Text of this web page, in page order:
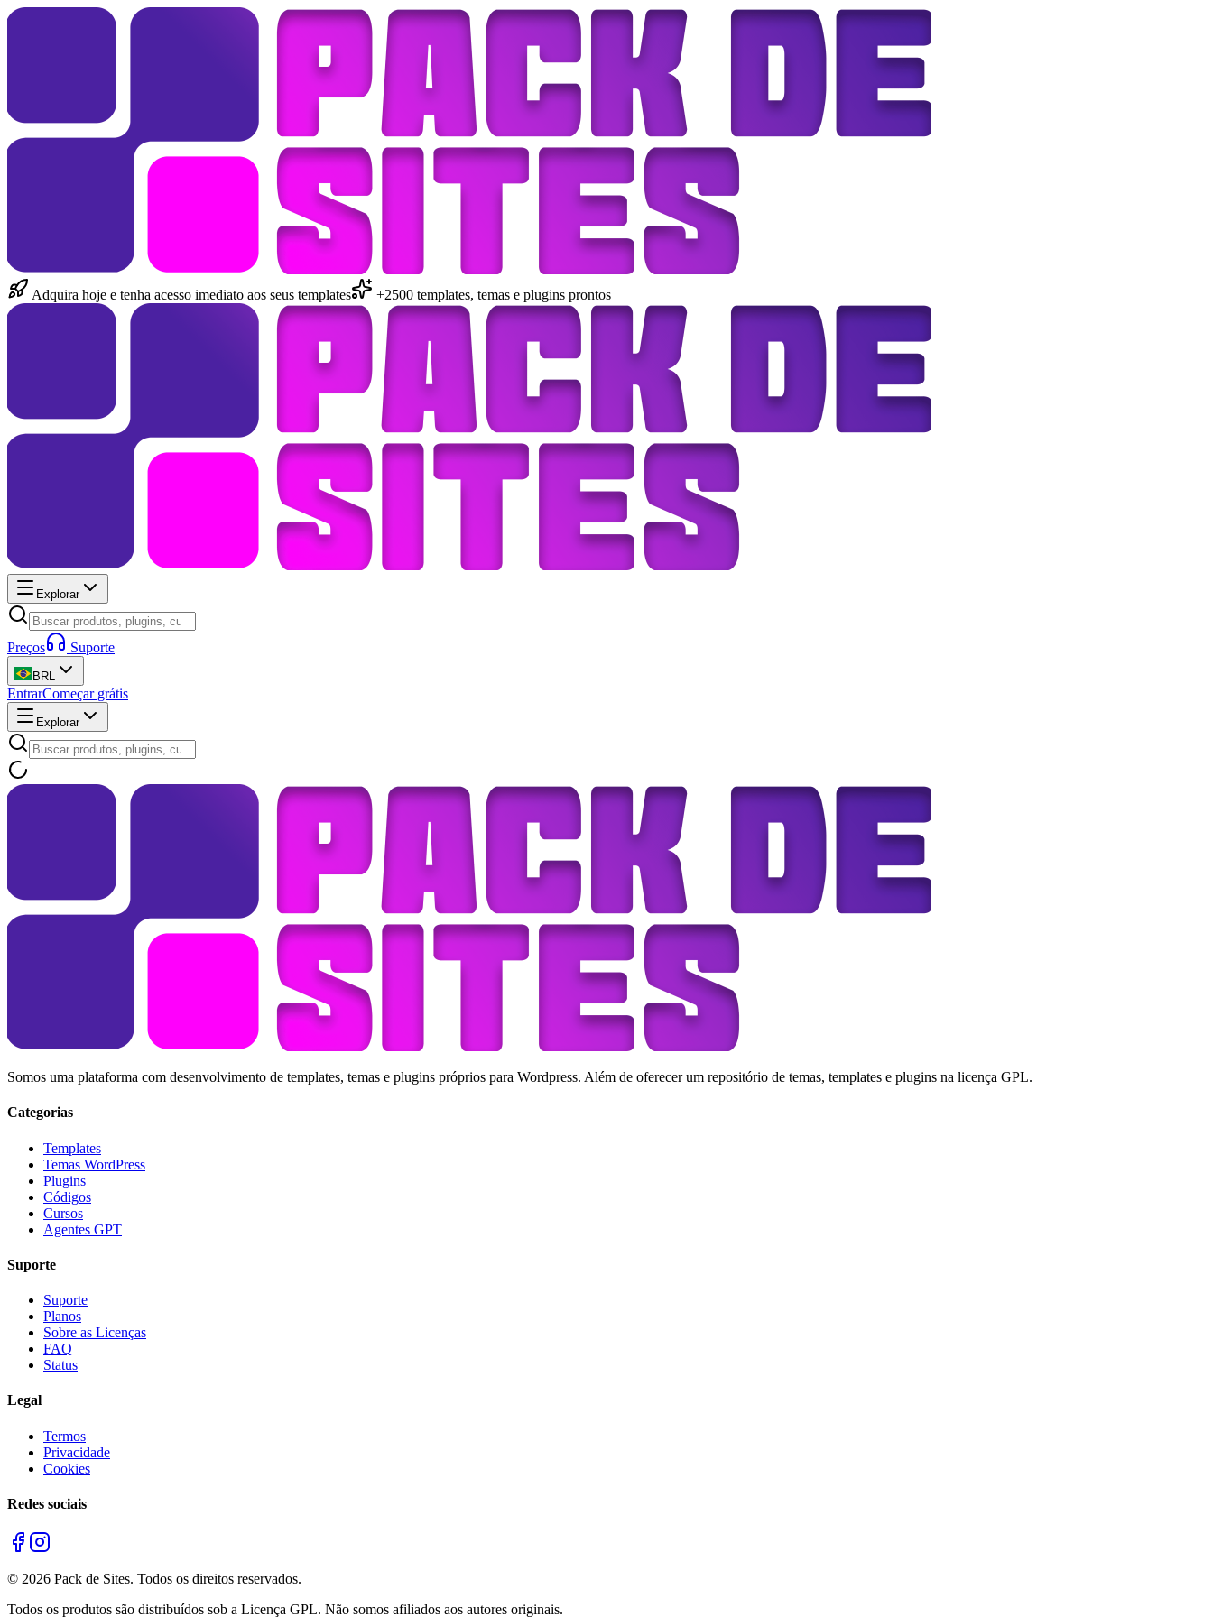
Adquira hoje e tenha acesso imediato aos seus templates +2500 templates, temas e plugins prontos
Explorar
Preços Suporte
BRL
EntrarComeçar grátis
Explorar
Somos uma plataforma com desenvolvimento de templates, temas e plugins próprios para Wordpress. Além de oferecer um repositório de temas, templates e plugins na licença GPL.
Categorias
Templates
Temas WordPress
Plugins
Códigos
Cursos
Agentes GPT
Suporte
Suporte
Planos
Sobre as Licenças
FAQ
Status
Legal
Termos
Privacidade
Cookies
Redes sociais
© 2026 Pack de Sites. Todos os direitos reservados.
Todos os produtos são distribuídos sob a Licença GPL. Não somos afiliados aos autores originais.